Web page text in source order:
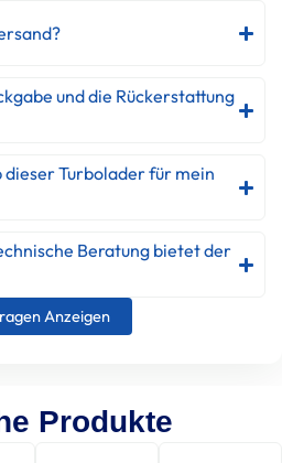
und die Rückerstattung
dieser Turbolader für mein
Beratung bietet der
Anzeigen
Produkte